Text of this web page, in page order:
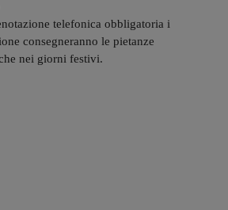
telefonica obbligatoria i
consegneranno le pietanze
nei giorni festivi.